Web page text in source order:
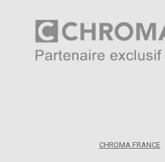
CHROMA FRANCE